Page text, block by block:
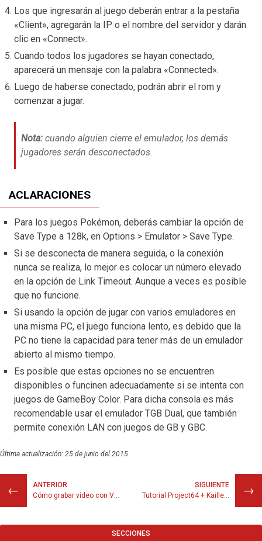
Los que ingresarán al juego deberán entrar a la pestaña
«Client», agregarán la IP o el nombre del servidor y darán
clic en «Connect».
Cuando todos los jugadores se hayan conectado,
aparecerá un mensaje con la palabra «Connected».
Luego de haberse conectado, podrán abrir el rom y
comenzar a jugar.
Nota: cuando alguien cierre el emulador, los demás
jugadores serán desconectados.
ACLARACIONES
Para los juegos Pokémon, deberás cambiar la opción de
Save Type a 128k, en Options > Emulator > Save Type.
Si se desconecta de manera seguida, o la conexión
nunca se realiza, lo mejor es colocar un número elevado
en la opción de Link Timeout. Aunque a veces es posible
que no funcione.
Si usando la opción de jugar con varios emuladores en
una misma PC, el juego funciona lento, es debido que la
PC no tiene la capacidad para tener más de un emulador
abierto al mismo tiempo.
Es posible que estas opciones no se encuentren
disponibles o funcinen adecuadamente si se intenta con
juegos de GameBoy Color. Para dicha consola es más
recomendable usar el emulador TGB Dual, que también
permite conexión LAN con juegos de GB y GBC.
Última actualización: 25 de junio del 2015
←
ANTERIOR
Cómo grabar vídeo con VBA
→
SIGUIENTE
Tutorial Project64 + Kaillera (N64)
SECCIONES